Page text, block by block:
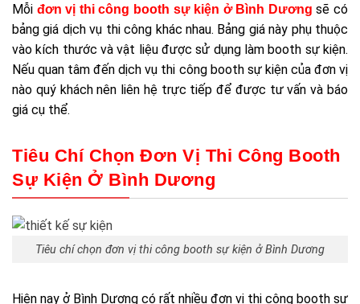
Mỗi đơn vị thi công booth sự kiện ở Bình Dương sẽ có
bảng giá dịch vụ thi công khác nhau. Bảng giá này phụ thuộc
vào kích thước và vật liệu được sử dụng làm booth sự kiện.
Nếu quan tâm đến dịch vụ thi công booth sự kiện của đơn vị
nào quý khách nên liên hệ trực tiếp để được tư vấn và báo
giá cụ thể.
Tiêu Chí Chọn Đơn Vị Thi Công Booth
Sự Kiện Ở Bình Dương
Tiêu chí chọn đơn vị thi công booth sự kiện ở Bình Dương
Hiện nay ở Bình Dương có rất nhiều đơn vị thi công booth sự